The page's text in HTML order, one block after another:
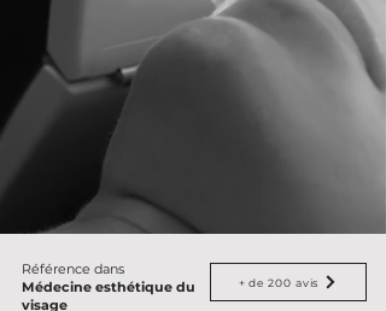
Référence dans
Médecine esthétique du
visage
+ de 200 avis